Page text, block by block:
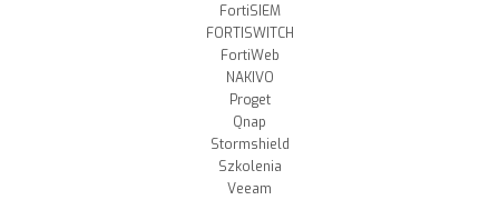
FortiSIEM
FORTISWITCH
FortiWeb
NAKIVO
Proget
Qnap
Stormshield
Szkolenia
Veeam